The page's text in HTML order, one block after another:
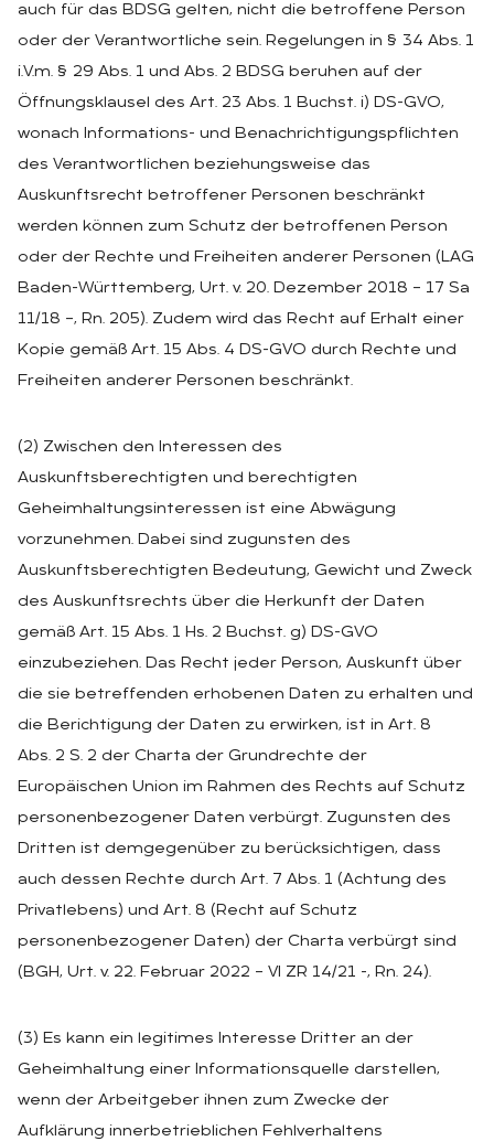
auch für das BDSG gelten, nicht die betroffene Person
oder der Verantwortliche sein. Regelungen in § 34 Abs. 1
i.V.m. § 29 Abs. 1 und Abs. 2 BDSG beruhen auf der
Öffnungsklausel des Art. 23 Abs. 1 Buchst. i) DS-GVO,
wonach Informations- und Benachrichtigungspflichten
des Verantwortlichen beziehungsweise das
Auskunftsrecht betroffener Personen beschränkt
werden können zum Schutz der betroffenen Person
oder der Rechte und Freiheiten anderer Personen (LAG
Baden-Württemberg, Urt. v. 20. Dezember 2018 – 17 Sa
11/18 –, Rn. 205). Zudem wird das Recht auf Erhalt einer
Kopie gemäß Art. 15 Abs. 4 DS-GVO durch Rechte und
Freiheiten anderer Personen beschränkt.
(2) Zwischen den Interessen des
Auskunftsberechtigten und berechtigten
Geheimhaltungsinteressen ist eine Abwägung
vorzunehmen. Dabei sind zugunsten des
Auskunftsberechtigten Bedeutung, Gewicht und Zweck
des Auskunftsrechts über die Herkunft der Daten
gemäß Art. 15 Abs. 1 Hs. 2 Buchst. g) DS-GVO
einzubeziehen. Das Recht jeder Person, Auskunft über
die sie betreffenden erhobenen Daten zu erhalten und
die Berichtigung der Daten zu erwirken, ist in Art. 8
Abs. 2 S. 2 der Charta der Grundrechte der
Europäischen Union im Rahmen des Rechts auf Schutz
personenbezogener Daten verbürgt. Zugunsten des
Dritten ist demgegenüber zu berücksichtigen, dass
auch dessen Rechte durch Art. 7 Abs. 1 (Achtung des
Privatlebens) und Art. 8 (Recht auf Schutz
personenbezogener Daten) der Charta verbürgt sind
(BGH, Urt. v. 22. Februar 2022 – VI ZR 14/21 -, Rn. 24).
(3) Es kann ein legitimes Interesse Dritter an der
Geheimhaltung einer Informationsquelle darstellen,
wenn der Arbeitgeber ihnen zum Zwecke der
Aufklärung innerbetrieblichen Fehlverhaltens